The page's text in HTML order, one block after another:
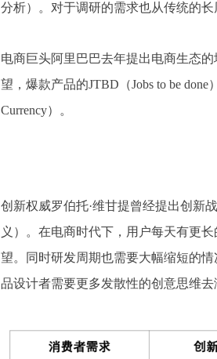
分析）。对于调研的需求也从传统的
电商巨头阿里巴巴去年提出电商生态
望， 爆款产品的JTBD（Jobs to be
Currency）。
创新权威罗伯托·维甘提曾经提出创新
义）。在电商时代下，用户每天有更
望。同时研发周期也需要大幅缩短的
品设计者需要更多发散性的创意思维